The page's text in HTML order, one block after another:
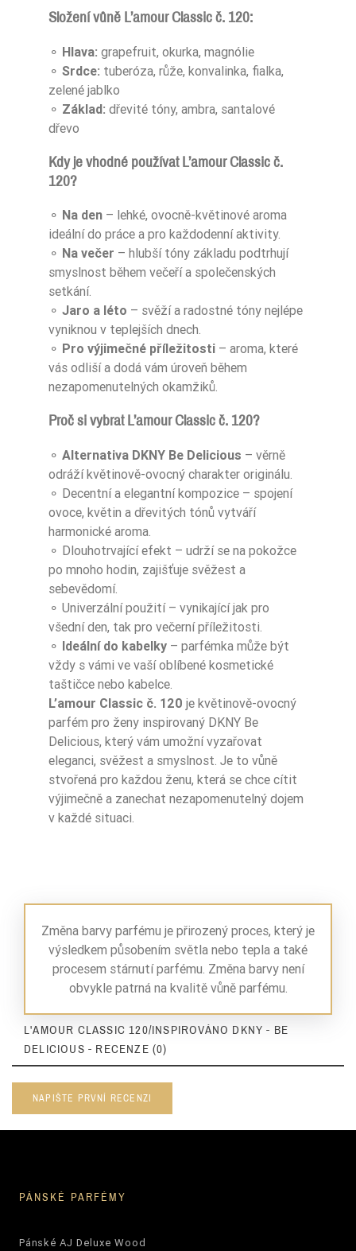
Složení vůně L’amour Classic č. 120:
⚬ Hlava: grapefruit, okurka, magnólie
⚬ Srdce: tuberóza, růže, konvalinka, fialka,
zelené jablko
⚬ Základ: dřevité tóny, ambra, santalové
dřevo
Kdy je vhodné používat L’amour Classic č.
120?
⚬ Na den – lehké, ovocně-květinové aroma
ideální do práce a pro každodenní aktivity.
⚬ Na večer – hlubší tóny základu podtrhují
smyslnost během večeří a společenských
setkání.
⚬ Jaro a léto – svěží a radostné tóny nejlépe
vyniknou v teplejších dnech.
⚬ Pro výjimečné příležitosti – aroma, které
vás odliší a dodá vám úroveň během
nezapomenutelných okamžiků.
Proč si vybrat L’amour Classic č. 120?
⚬ Alternativa DKNY Be Delicious – věrně
odráží květinově-ovocný charakter originálu.
⚬ Decentní a elegantní kompozice – spojení
ovoce, květin a dřevitých tónů vytváří
harmonické aroma.
⚬ Dlouhotrvající efekt – udrží se na pokožce
po mnoho hodin, zajišťuje svěžest a
sebevědomí.
⚬ Univerzální použití – vynikající jak pro
všední den, tak pro večerní příležitosti.
⚬ Ideální do kabelky – parfémka může být
vždy s vámi ve vaší oblíbené kosmetické
taštičce nebo kabelce.
L’amour Classic č. 120 je květinově-ovocný
parfém pro ženy inspirovaný DKNY Be
Delicious, který vám umožní vyzařovat
eleganci, svěžest a smyslnost. Je to vůně
stvořená pro každou ženu, která se chce cítit
výjimečně a zanechat nezapomenutelný dojem
v každé situaci.
Změna barvy parfému je přirozený proces, který je
výsledkem působením světla nebo tepla a také
procesem stárnutí parfému. Změna barvy není
obvykle patrná na kvalitě vůně parfému.
L'AMOUR CLASSIC 120/INSPIROVÁNO DKNY - BE
DELICIOUS - RECENZE (0)
NAPIŠTE PRVNÍ RECENZI
PÁNSKÉ PARFÉMY
Pánské AJ Deluxe Wood